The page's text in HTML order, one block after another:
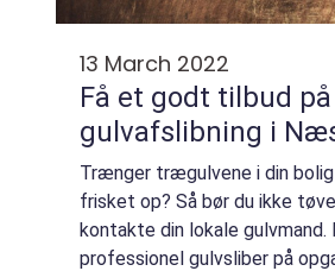
13 March 2022
Få et godt tilbud på
gulvafslibning i
Trænger trægulvene i din
frisket op? Så bør du ikke
kontakte din lokale gulvmand.
professionel gulvsliber på